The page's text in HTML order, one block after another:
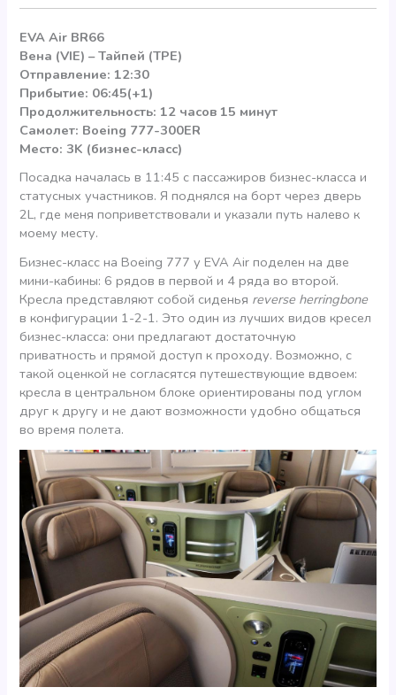
EVA Air BR66
Вена (VIE) – Тайпей (TPE)
Отправление: 12:30
Прибытие: 06:45(+1)
Продолжительность: 12 часов 15 минут
Самолет: Boeing 777-300ER
Место: 3K (бизнес-класс)
Посадка началась в 11:45 с пассажиров бизнес-класса и
статусных участников. Я поднялся на борт через дверь
2L, где меня поприветствовали и указали путь налево к
моему месту.
Бизнес-класс на Boeing 777 у EVA Air поделен на две
мини-кабины: 6 рядов в первой и 4 ряда во второй.
Кресла представляют собой сиденья reverse herringbone
в конфигурации 1-2-1. Это один из лучших видов кресел
бизнес-класса: они предлагают достаточную
приватность и прямой доступ к проходу. Возможно, с
такой оценкой не согласятся путешествующие вдвоем:
кресла в центральном блоке ориентированы под углом
друг к другу и не дают возможности удобно общаться
во время полета.